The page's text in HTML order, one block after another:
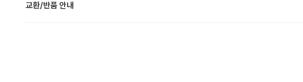
교환/반품 안내